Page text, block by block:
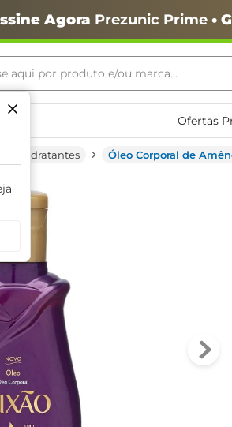
Agora Prezunic Prime•
aqui por produto e/ou marca...
Ofertas
Hidratantes Óleo Corporal de
mais buscados
higiênico